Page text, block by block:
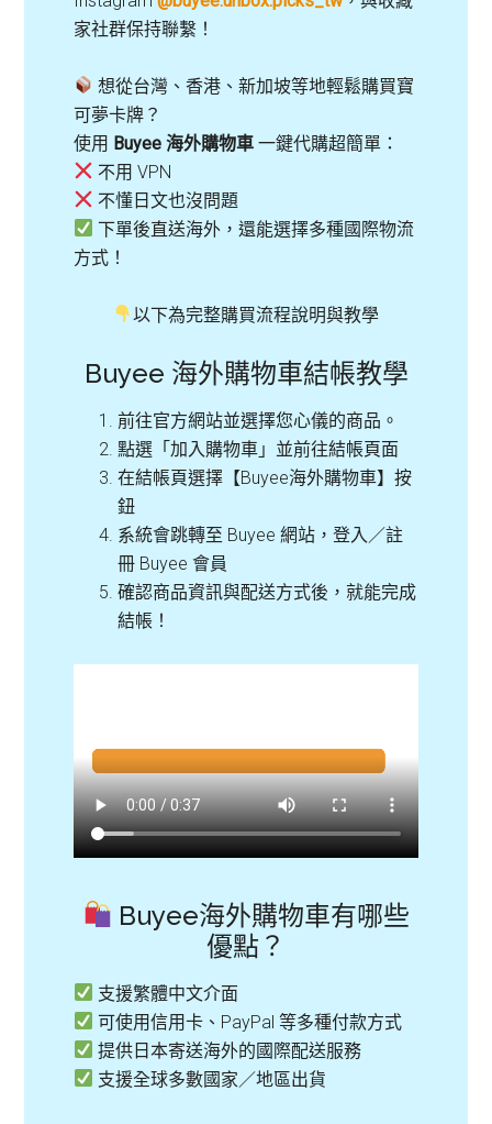
家社群保持聯繫！
想從台灣、香港、新加坡等地輕鬆購買寶
可夢卡牌？
使用 Buyee 海外購物車 一鍵代購超簡單：
不用 VPN
不懂日文也沒問題
下單後直送海外，還能選擇多種國際物流
方式！
以下為完整購買流程說明與教學
Buyee 海外購物車結帳教學
前往官方網站並選擇您心儀的商品。
點選「加入購物車」並前往結帳頁面
在結帳頁選擇【Buyee海外購物車】按
鈕
系統會跳轉至 Buyee 網站，登入／註
冊 Buyee 會員
確認商品資訊與配送方式後，就能完成
結帳！
Buyee海外購物車有哪些
優點？
支援繁體中文介面
可使用信用卡、PayPal 等多種付款方式
提供日本寄送海外的國際配送服務
支援全球多數國家／地區出貨